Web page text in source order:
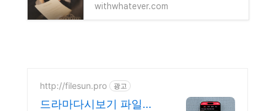
withwhatever.com
http://filesun.pro 광고
드라마다시보기 파일썬